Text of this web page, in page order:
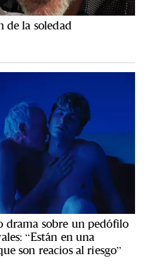
de la soledad
drama sobre un pedófilo
“Están en una
son reacios al riesgo”